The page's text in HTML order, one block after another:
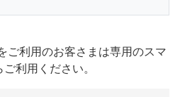
ご利用のお客さまは専用のスマ
利用ください。